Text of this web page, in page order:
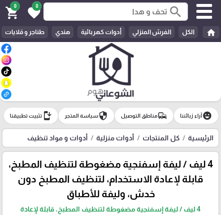
search
0
favorite
0
shopping_cart
home الكل الفرش المنزلي أدوات كهربائية هندي طناجر و قلايات
emoji_emotionsآراء زبائننا commuteمناطق التوصيل securityسياسة المتجر install_mobile تثبيت تطبيقنا
الرئيسية كل المنتجات أدوات منزلية أدوات و مواد تنظيف
4 ليف / ليفة إسفنجية مضغوطة لتنظيف المطبخ،
قابلة لإعادة الاستخدام، لتنظيف المطبخ دون
خدش، وليفة للأطباق
4 ليف / ليفة إسفنجية مضغوطة لتنظيف المطبخ، قابلة لإعادة